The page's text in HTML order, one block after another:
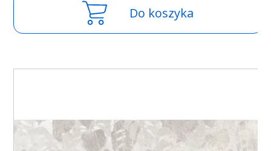
Do koszyka